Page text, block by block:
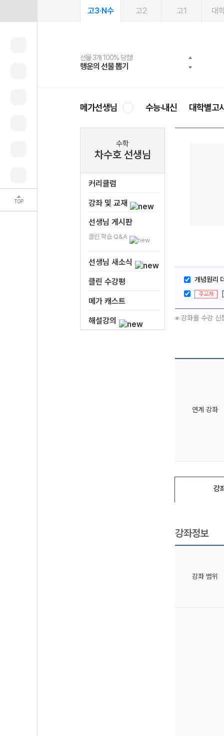
TOP
고3·N수 고2 고1 대
선물 3개 100% 당첨!
행운의 선물 뽑기
선물 100% 증정!
메가스터디 X 올리브
여름방학 스터디 캐시백
메가런 썸머스쿨
2027 러셀 단과
강사 공개선발
스마트러닝앱
설문 EVENT
메가패스
3일 무료 체험권
메가패스 수강생 무료혜택!
메가클럽 멤버십
사회공헌 캠페인
희망이룸 메가나눔
메가선생님 수능·내신 대학별고
수학
차수호 선생님
커리큘럼
강좌 및 교재
선생님 게시판
클린 학습 Q&A
선생님 새소식
클린 수강평
메가 캐스트
해설강의
개념원리
주교재
※ 강좌를 수강 신
연계 강좌
강
강좌정보
강좌 범위